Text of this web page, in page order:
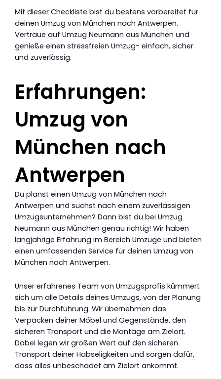
Mit dieser Checkliste bist du bestens vorbereitet für
deinen Umzug von München nach Antwerpen.
Vertraue auf Umzug Neumann aus München und
genieße einen stressfreien Umzug- einfach, sicher
und zuverlässig.
Erfahrungen:
Umzug von
München nach
Antwerpen
Du planst einen Umzug von München nach
Antwerpen und suchst nach einem zuverlässigen
Umzugsunternehmen? Dann bist du bei Umzug
Neumann aus München genau richtig! Wir haben
langjährige Erfahrung im Bereich Umzüge und bieten
einen umfassenden Service für deinen Umzug von
München nach Antwerpen.
Unser erfahrenes Team von Umzugsprofis kümmert
sich um alle Details deines Umzugs, von der Planung
bis zur Durchführung. Wir übernehmen das
Verpacken deiner Möbel und Gegenstände, den
sicheren Transport und die Montage am Zielort.
Dabei legen wir großen Wert auf den sicheren
Transport deiner Habseligkeiten und sorgen dafür,
dass alles unbeschadet am Zielort ankommt.